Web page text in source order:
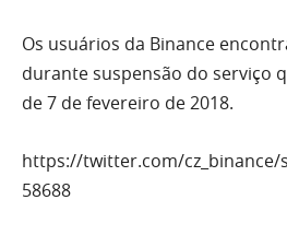
Os usuários da Binance
durante suspensão do serviço
de 7 de fevereiro de 2018.
https://twitter.com/cz_binance/
58688